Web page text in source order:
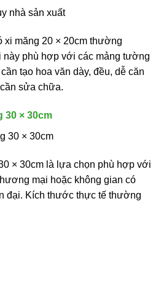
nhà sản xuất
măng 20 × 20cm thường
này phù hợp với các mảng tường
tạo hoa văn dày, đều, dễ căn
sửa chữa.
30 × 30cm
× 30cm là lựa chọn phù hợp với
mại hoặc không gian có
đại. Kích thước thực tế thường